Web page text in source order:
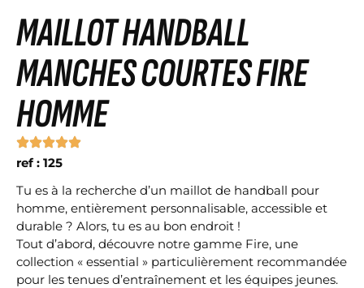
MAILLOT HANDBALL
MANCHES COURTES FIRE
HOMME
ref : 125
Tu es à la recherche d’un maillot de handball pour
homme, entièrement personnalisable, accessible et
durable ? Alors, tu es au bon endroit !
Tout d’abord, découvre notre gamme Fire, une
collection « essential » particulièrement recommandée
pour les tenues d’entraînement et les équipes jeunes.